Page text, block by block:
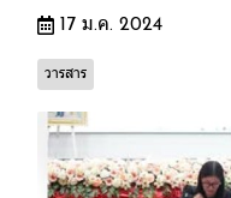
17 ม.ค. 2024
วารสาร